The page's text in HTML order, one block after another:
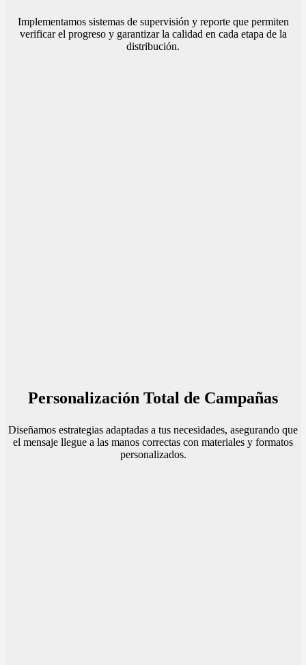
Implementamos sistemas de supervisión y reporte que permiten
verificar el progreso y garantizar la calidad en cada etapa de la
distribución.
Personalización Total de Campañas
Diseñamos estrategias adaptadas a tus necesidades, asegurando que
el mensaje llegue a las manos correctas con materiales y formatos
personalizados.